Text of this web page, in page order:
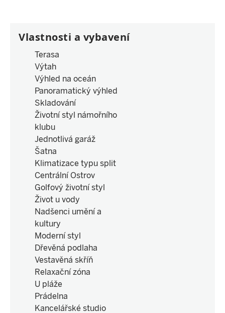
Vlastnosti a vybavení
Terasa
Výtah
Výhled na oceán
Panoramatický výhled
Skladování
Životní styl námořního
klubu
Jednotlivá garáž
Šatna
Klimatizace typu split
Centrální Ostrov
Golfový životní styl
Život u vody
Nadšenci umění a
kultury
Moderní styl
Dřevěná podlaha
Vestavěná skříň
Relaxační zóna
U pláže
Prádelna
Kancelářské studio